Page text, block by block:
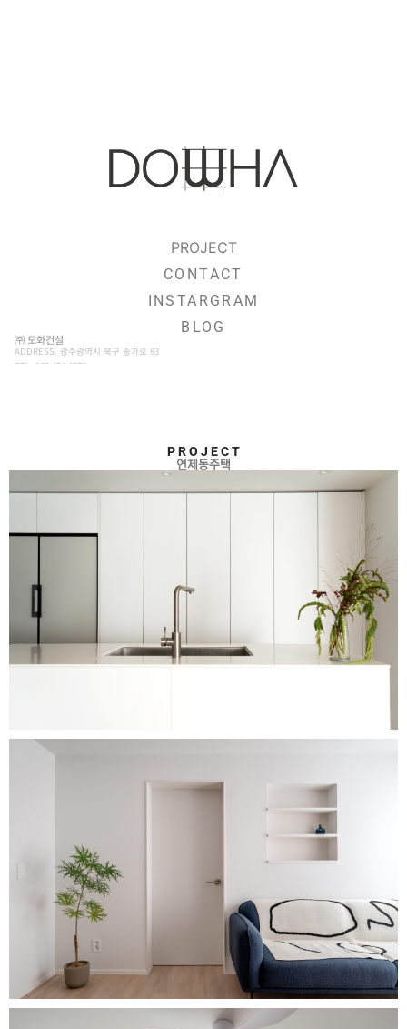
PROJECT
CONTACT
INSTARGRAM
BLOG
㈜ 도화건설
ADDRESS. 광주광역시 북구 중가로 83
TEL. 062 454 4278
P R O J E C T
연제동주택